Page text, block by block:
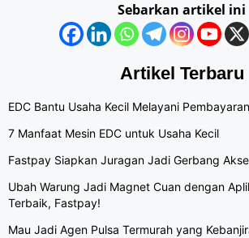
Sebarkan artikel ini
Artikel Terbaru
EDC Bantu Usaha Kecil Melayani
7 Manfaat Mesin EDC untuk Usaha Kecil
Fastpay Siapkan Juragan Jadi Gerbang
Ubah Warung Jadi Magnet Cuan dengan
Terbaik, Fastpay!
Mau Jadi Agen Pulsa Termurah yang